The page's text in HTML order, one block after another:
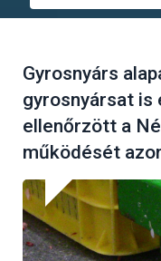
Gyrosnyárs
gyrosnyársat
ellenőrzött a
működését